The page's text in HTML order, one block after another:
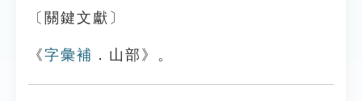
〔關鍵文獻〕
《字彙補 ．山部》。